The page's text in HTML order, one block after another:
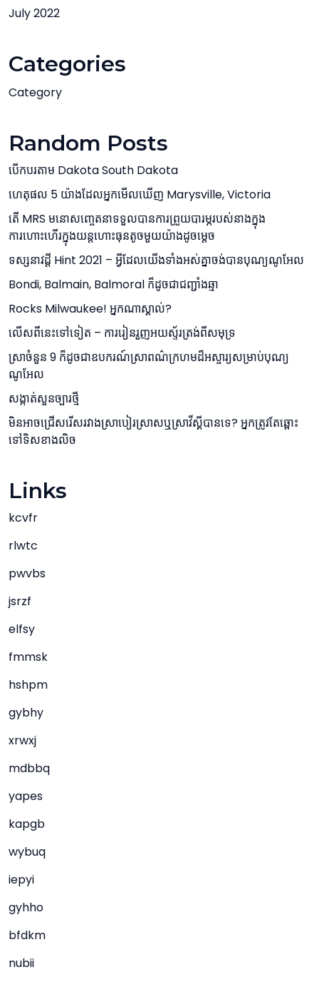
July 2022
Categories
Category
Random Posts
បើកបរតាម Dakota South Dakota
ហេតុផល 5 យ៉ាងដែលអ្នកមើលឃើញ Marysville, Victoria
តើ MRS មនោសញ្ចេតនាទទួលបានការព្រួយបារម្ភរបស់នាងក្នុង
ការហោះហើរក្នុងយន្តហោះធុនតូចមួយយ៉ាងដូចម្តេច
ទស្សនាវដ្តី Hint 2021 – អ្វីដែលយើងទាំងអស់គ្នាចង់បានបុណ្យណូអែល
Bondi, Balmain, Balmoral ក៏ដូចជាជញ្ជាំងឆ្មា
Rocks Milwaukee! អ្នកណាស្គាល់?
លើសពីនេះទៅទៀត – ការរៀនរួញអយស្ទ័រត្រង់ពីសមុទ្រ
ស្រាចំនួន 9 ក៏ដូចជាឧបករណ៍ស្រាពណ៌ក្រហមដ៏អស្ចារ្យសម្រាប់បុណ្យ
ណូអែល
សង្កាត់សួនច្បារថ្មី
មិនអាចជ្រើសរើសរវាងស្រាបៀរស្រាសឬស្រាវីស្គីបានទេ? អ្នកត្រូវតែឆ្ពោះ
ទៅទិសខាងលិច
Links
kcvfr
rlwtc
pwvbs
jsrzf
elfsy
fmmsk
hshpm
gybhy
xrwxj
mdbbq
yapes
kapgb
wybuq
iepyi
gyhho
bfdkm
nubii